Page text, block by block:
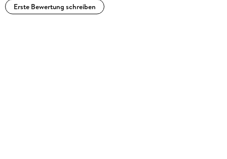
Erste Bewertung schreiben